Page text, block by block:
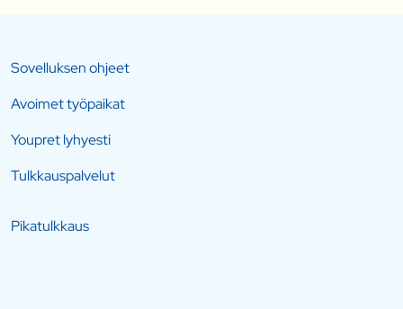
Sovelluksen ohjeet
Avoimet työpaikat
Youpret lyhyesti
Tulkkauspalvelut
Pikatulkkaus